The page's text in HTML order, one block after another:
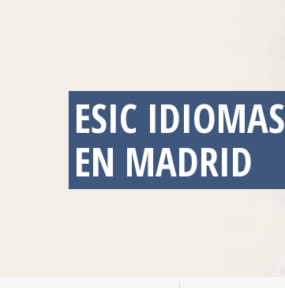
ESIC IDIOMAS
EN MADRID